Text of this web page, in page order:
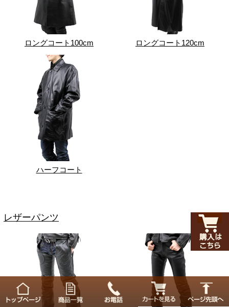
ロングコート100cm ロングコート120cm
ハーフコート
レザーパンツ